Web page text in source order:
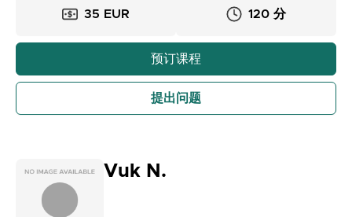
35 EUR 120 分
预订课程
提出问题
Vuk N.